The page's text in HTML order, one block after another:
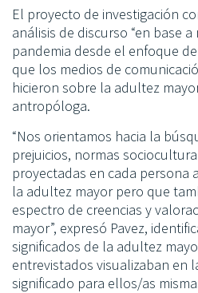
El proyecto de investigación
análisis de discurso “en base
pandemia desde el enfoque
que los medios de
hicieron sobre la adultez
antropóloga.
“Nos orientamos hacia la
prejuicios, normas
proyectadas en cada persona
la adultez mayor pero que
espectro de creencias y
mayor”, expresó Pavez,
significados de la adultez
entrevistados visualizaban en
significado para ellos/as